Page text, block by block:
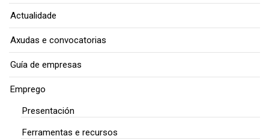
Actualidade
Axudas e convocatorias
Guía de empresas
Emprego
Presentación
Ferramentas e recursos